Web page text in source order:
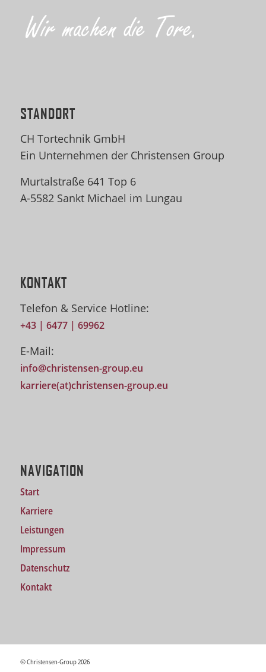
STANDORT
CH Tortechnik GmbH
Ein Unternehmen der Christensen Group
Murtalstraße 641 Top 6
A-5582 Sankt Michael im Lungau
KONTAKT
Telefon & Service Hotline:
+43 | 6477 | 69962
E-Mail:
info@christensen-group.eu
karriere(at)christensen-group.eu
NAVIGATION
Start
Karriere
Leistungen
Impressum
Datenschutz
Kontakt
© Christensen-Group 2026